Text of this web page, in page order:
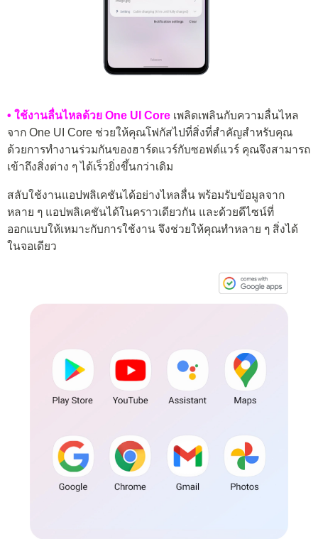
• ใช้งานลื่นไหลด้วย One UI Core เพลิดเพลินกับความลื่นไหล
จาก One UI Core ช่วยให้คุณโฟกัสไปที่สิ่งที่สำคัญสำหรับคุณ
ด้วยการทำงานร่วมกันของฮาร์ดแวร์กับซอฟต์แวร์ คุณจึงสามารถ
เข้าถึงสิ่งต่าง ๆ ได้เร็วยิ่งขึ้นกว่าเดิม
สลับใช้งานแอปพลิเคชันได้อย่างไหลลื่น พร้อมรับข้อมูลจาก
หลาย ๆ แอปพลิเคชันได้ในคราวเดียวกัน และด้วยดีไซน์ที่
ออกแบบให้เหมาะกับการใช้งาน จึงช่วยให้คุณทำหลาย ๆ สิ่งได้
ในจอเดียว